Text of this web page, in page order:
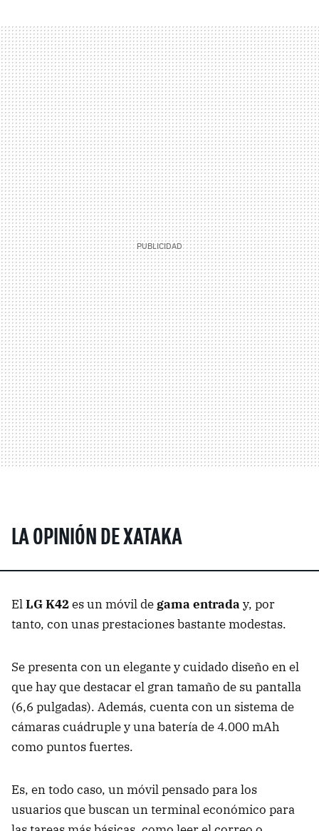
LA OPINIÓN DE XATAKA
ElLG K42es un móvil de gama entrada y, por
tanto, con unas prestaciones bastante modestas.
Se presenta con un elegante y cuidado diseño en el
que hay que destacar el gran tamaño de su pantalla
(6,6 pulgadas). Además, cuenta con un sistema de
cámaras cuádruple y una batería de 4.000 mAh
como puntos fuertes.
Es, en todo caso, un móvil pensado para los
usuarios que buscan un terminal económico para